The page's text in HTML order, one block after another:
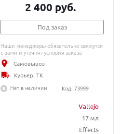
Vallejo
17 мл
Effects
2 400 руб.
Под заказ
Наши менеджеры обязательно свяжутся
с вами и уточнят условия заказа
Самовывоз
Курьер, ТК
Нет в наличии
Код: 73999